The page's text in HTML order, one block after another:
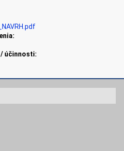
účinnosti: